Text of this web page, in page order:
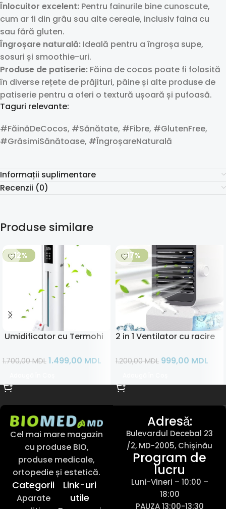
Înlocuitor excelent: Pentru fainurile bine cunoscute,
cum ar fi din grâu sau alte cereale, inclusiv faina cu
sau fără gluten.
Îngroșare naturală: Ideală pentru a îngroșa supe,
sosuri și smoothie-uri.
Produse de patiserie: Făina de cocos poate fi folosită
în diverse rețete de prăjituri, pâine și alte produse de
patiserie pentru a oferi o textură ușoară și pufoasă.
Taguri relevante:
#FăinăDeCocos, #Sănătate, #Fibre, #GlutenFree,
#GrăsimiSănătoase, #ÎngroșareNaturală
Informații suplimentare
Recenzii (0)
Produse similare
-12%
Umidificator cu Termohigrometru 9L
1.700,00MDL 1.499,00 MDL
-17%
2 in 1 Ventilator cu racire
1.200,00MDL 999,00 MDL
Cel mai mare magazin
cu produse BIO,
produse medicale,
ortopedie și estetică.
Categorii
Aparate
Link-uri
utile
Adresǎ:
Bulevardul Decebal 23
/2, MD-2005, Chișinău
Program de
lucru
Luni-Vineri – 10:00 –
18:00
PAUZA 13:00-13:30